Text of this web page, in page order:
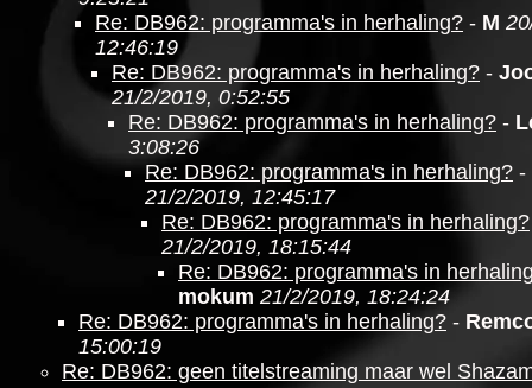
Re: DB962: programma's in herhaling? - M
12:46:19
Re: DB962: programma's in herhaling? -
21/2/2019, 0:52:55
Re: DB962: programma's in herhaling? -
3:08:26
Re: DB962: programma's in herhaling? -
21/2/2019, 12:45:17
Re: DB962: programma's in herhaling?
21/2/2019, 18:15:44
Re: DB962: programma's in
mokum 21/2/2019, 18:24:24
Re: DB962: programma's in herhaling? -
15:00:19
Re: DB962: geen titelstreaming maar wel